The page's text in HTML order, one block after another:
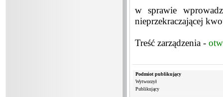
w sprawie
nieprzekraczającej
Treść zarządzenia -
Podmiot publikujący
Wytworzył
Publikujący